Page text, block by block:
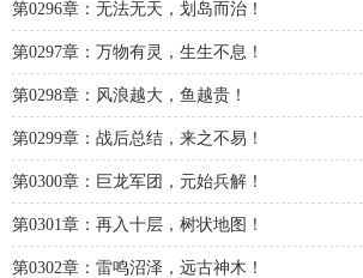
第0296章：无法无天，划岛而治！
第0297章：万物有灵，生生不息！
第0298章：风浪越大，鱼越贵！
第0299章：战后总结，来之不易！
第0300章：巨龙军团，元始兵解！
第0301章：再入十层，树状地图！
第0302章：雷鸣沼泽，远古神木！